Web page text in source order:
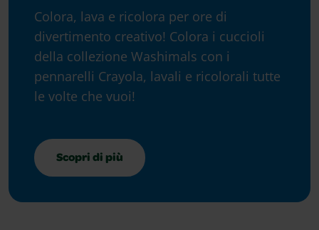
Colora, lava e ricolora per ore di
divertimento creativo! Colora i cuccioli
della collezione Washimals con i
pennarelli Crayola, lavali e ricolorali tutte
le volte che vuoi!
Scopri di più